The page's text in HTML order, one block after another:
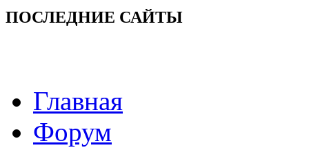
ПОСЛЕДНИЕ САЙТЫ
Главная
Форум